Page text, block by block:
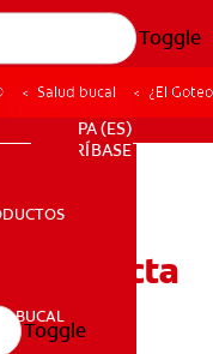
Toggle
SALUD BUCAL
PA (ES)
SUSCRÍBASE
BUCAL
Toggle
Salud bucal ¿El
Afecta